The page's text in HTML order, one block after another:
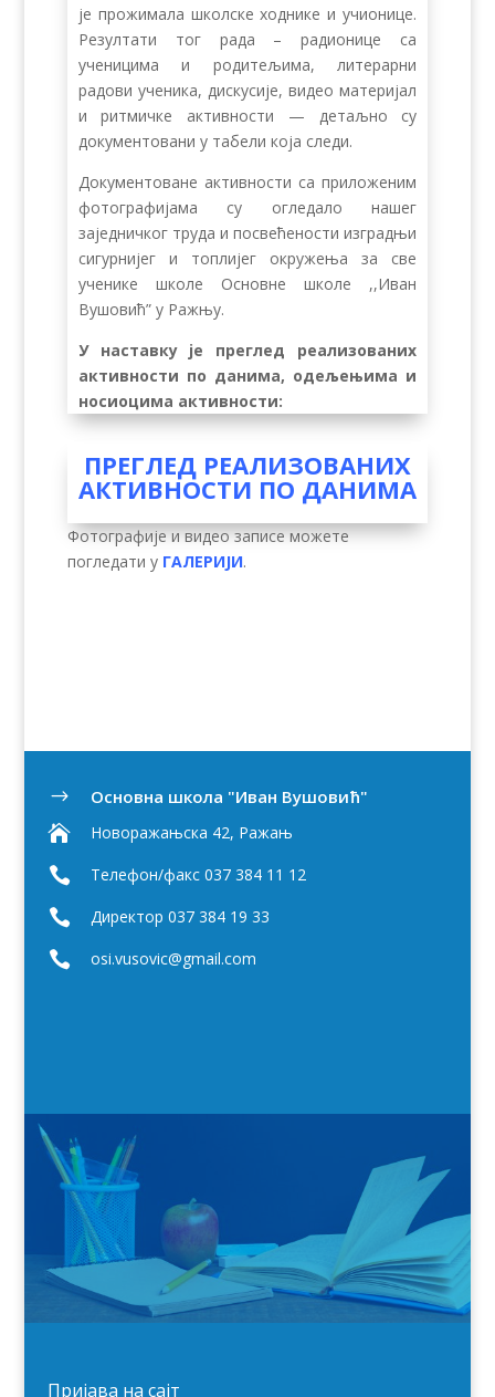
је прожимала школске ходнике и учионице.
Резултати тог рада – радионице са
ученицима и родитељима, литерарни
радови ученика, дискусије, видео материјал
и ритмичке активности — детаљно су
документовани у табели која следи.
Документоване активности са приложеним
фотографијама су огледало нашег
заједничког труда и посвећености изградњи
сигурнијег и топлијег окружења за све
ученике школе Основне школе ,,Иван
Вушовић” у Ражњу.
У наставку је преглед реализованих
активности по данима, одељењима и
носиоцима активности:
ПРЕГЛЕД РЕАЛИЗОВАНИХ
АКТИВНОСТИ ПО ДАНИМА
Фотографије и видео записе можете
погледати у ГАЛЕРИЈИ.
$
Oсновна школа "Иван Вушовић"

Новоражањска 42, Ражањ
 Телефон/факс 037 384 11 12
 Директор 037 384 19 33
 osi.vusovic@gmail.com
Пријава на сајт